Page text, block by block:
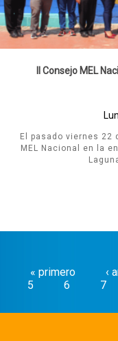
II Consejo MEL
El pasado viernes 22
MEL Nacional en la
« primero ‹
5
6 7